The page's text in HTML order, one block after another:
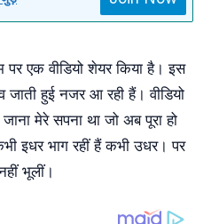
पर एक वीडियो शेयर किया है। इस
जाती हुई नजर आ रही हैं। वीडियो
मेरे सपना था जो अब पूरा हो
इधर भाग रहीं हैं कभी उधर। पर
भूलीं।